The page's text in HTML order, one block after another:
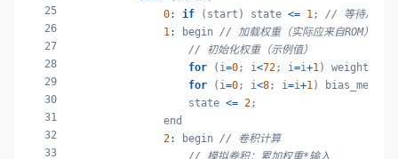
25
26
27
28
29
30
31
32
33
0: if (start) state <= 1; // 等待启动
1: begin // 加载权重（实际应来自ROM）
// 初始化权重（示例值）
for (i=0; i<72; i=i+1)
for (i=0; i<8; i=i+1)
                    state
<= 2;
                end
2: begin // 卷积计算